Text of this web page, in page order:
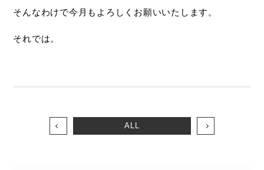
そんなわけで今月もよろしくお願いいたします。
それでは。
ALL